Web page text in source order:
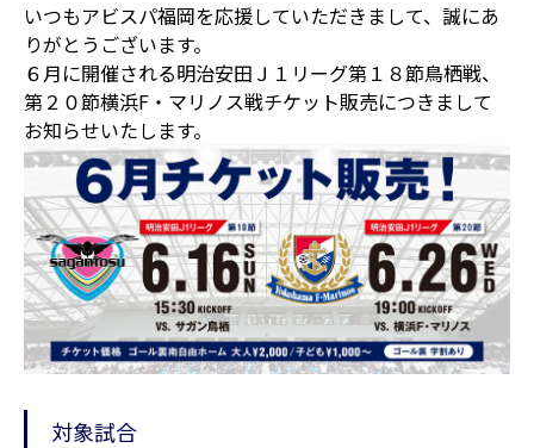
いつもアビスパ福岡を応援していただきまして、誠にあ
りがとうございます。
６月に開催される明治安田Ｊ１リーグ第１８節鳥栖戦、
第２０節横浜F・マリノス戦チケット販売につきまして
お知らせいたします。
対象試合